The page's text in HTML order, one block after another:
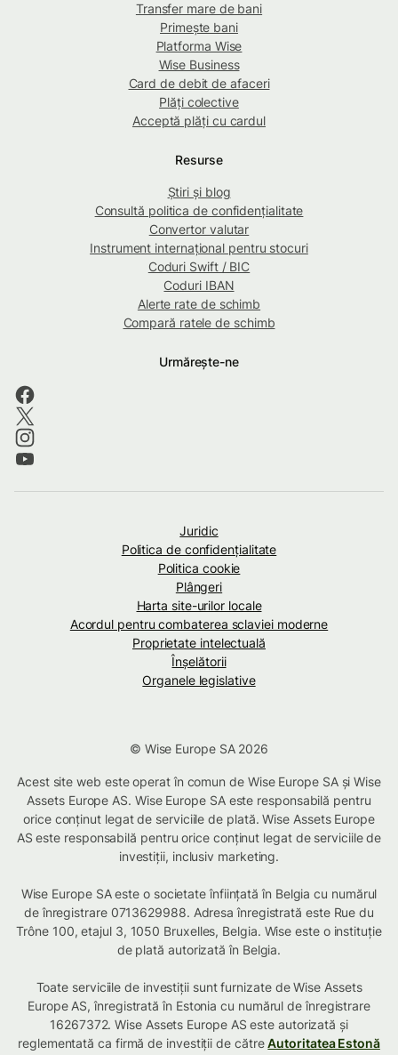
Transfer mare de bani
Primește bani
Platforma Wise
Wise Business
Card de debit de afaceri
Plăți colective
Acceptă plăți cu cardul
Resurse
Știri și blog
Consultă politica de confidențialitate
Convertor valutar
Instrument internațional pentru stocuri
Coduri Swift / BIC
Coduri IBAN
Alerte rate de schimb
Compară ratele de schimb
Urmărește-ne
Juridic
Politica de confidenţialitate
Politica cookie
Plângeri
Harta site-urilor locale
Acordul pentru combaterea sclaviei moderne
Proprietate intelectuală
Înșelătorii
Organele legislative
© Wise Europe SA 2026
Acest site web este operat în comun de Wise Europe SA și Wise
Assets Europe AS. Wise Europe SA este responsabilă pentru
orice conținut legat de serviciile de plată. Wise Assets Europe
AS este responsabilă pentru orice conținut legat de serviciile de
investiții, inclusiv marketing.
Wise Europe SA este o societate înființată în Belgia cu numărul
de înregistrare 0713629988. Adresa înregistrată este Rue du
Trône 100, etajul 3, 1050 Bruxelles, Belgia. Wise este o instituție
de plată autorizată în Belgia.
Toate serviciile de investiții sunt furnizate de Wise Assets
Europe AS, înregistrată în Estonia cu numărul de înregistrare
16267372. Wise Assets Europe AS este autorizată și
reglementată ca firmă de investiții de cătreAutoritatea Estonă